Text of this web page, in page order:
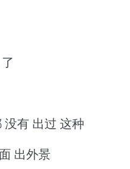
没有 出过 这种
出外景